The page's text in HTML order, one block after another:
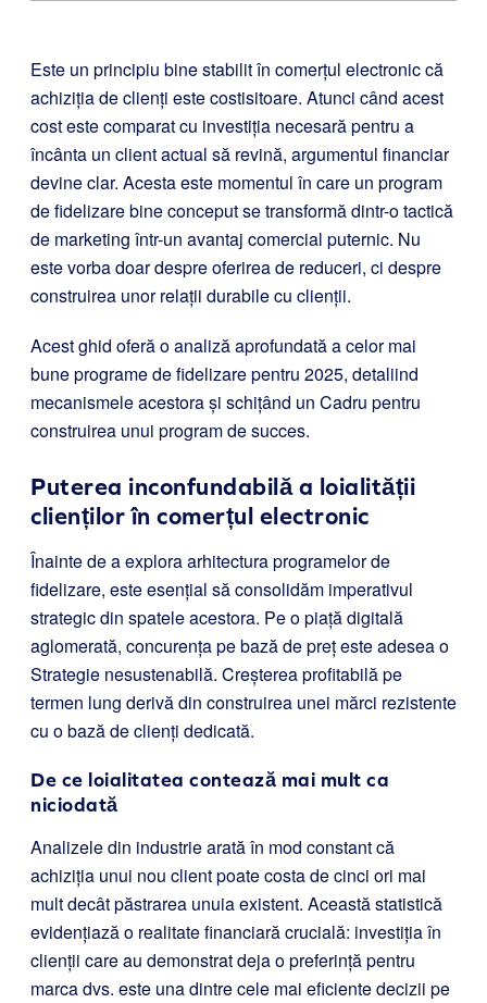
Este un principiu bine stabilit în comerțul electronic că
achiziția de clienți este costisitoare. Atunci când acest
cost este comparat cu investiția necesară pentru a
încânta un client actual să revină, argumentul financiar
devine clar. Acesta este momentul în care un program
de fidelizare bine conceput se transformă dintr-o tactică
de marketing într-un avantaj comercial puternic. Nu
este vorba doar despre oferirea de reduceri, ci despre
construirea unor relații durabile cu clienții.
Acest ghid oferă o analiză aprofundată a celor mai
bune programe de fidelizare pentru 2025, detaliind
mecanismele acestora și schițând un Cadru pentru
construirea unui program de succes.
Puterea inconfundabilă a loialității
clienților în comerțul electronic
Înainte de a explora arhitectura programelor de
fidelizare, este esențial să consolidăm imperativul
strategic din spatele acestora. Pe o piață digitală
aglomerată, concurența pe bază de preț este adesea o
Strategie nesustenabilă. Creșterea profitabilă pe
termen lung derivă din construirea unei mărci rezistente
cu o bază de clienți dedicată.
De ce loialitatea contează mai mult ca
niciodată
Analizele din industrie arată în mod constant că
achiziția unui nou client poate costa de cinci ori mai
mult decât păstrarea unuia existent. Această statistică
evidențiază o realitate financiară crucială: investiția în
clienții care au demonstrat deja o preferință pentru
marca dvs. este una dintre cele mai eficiente decizii pe